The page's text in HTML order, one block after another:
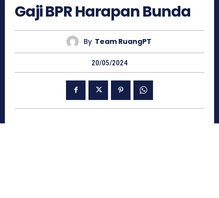
Gaji BPR Harapan Bunda
By Team RuangPT
20/05/2024